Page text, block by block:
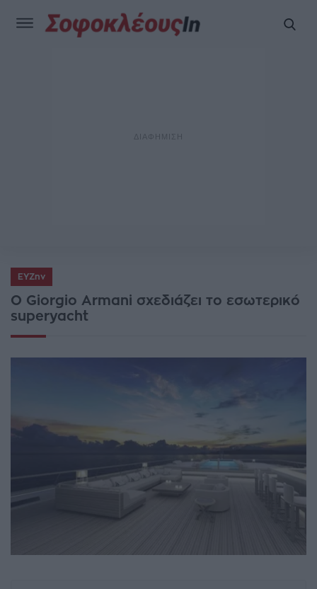
ΕΥΖην
Ο Giorgio Armani σχεδιάζει το εσωτερικό
superyacht